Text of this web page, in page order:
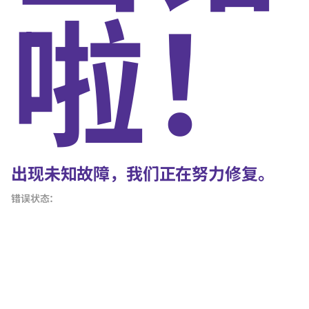
啦！
出现未知故障，我们正在努力修复。
错误状态：